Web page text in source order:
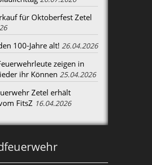
für Oktoberfest Zetel
100-Jahre alt! 26.04.2026
zeigen in
ihr Können 25.04.2026
Zetel erhält
FitsZ 16.04.2026